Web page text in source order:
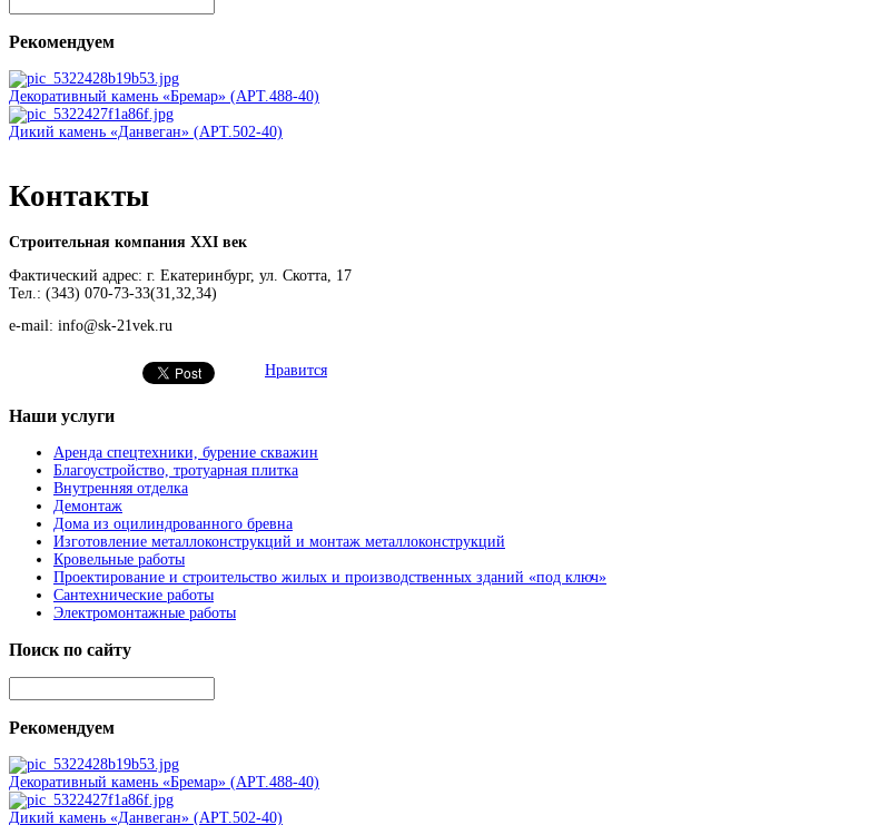
Рекомендуем
Декоративный камень «Бремар» (АРТ.488-40)
Дикий камень «Данвеган» (АРТ.502-40)
Контакты
Строительная компания ХХI век
Фактический адрес: г. Екатеринбург, ул. Скотта, 17
Тел.: (343) 070-73-33(31,32,34)
e-mail: info@sk-21vek.ru
Нравится
Наши услуги
Аренда спецтехники, бурение скважин
Благоустройство, тротуарная плитка
Внутренняя отделка
Демонтаж
Дома из оцилиндрованного бревна
Изготовление металлоконструкций и монтаж металлоконструкций
Кровельные работы
Проектирование и строительство жилых и производственных зданий «под ключ»
Сантехнические работы
Электромонтажные работы
Поиск по сайту
Рекомендуем
Декоративный камень «Бремар» (АРТ.488-40)
Дикий камень «Данвеган» (АРТ.502-40)